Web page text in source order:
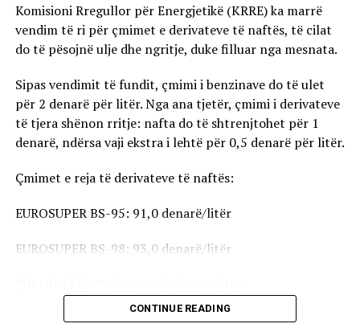
Komisioni Rregullor për Energjetikë (KRRE) ka marrë
vendim të ri për çmimet e derivateve të naftës, të cilat
do të pësojnë ulje dhe ngritje, duke filluar nga mesnata.
Sipas vendimit të fundit, çmimi i benzinave do të ulet
për 2 denarë për litër. Nga ana tjetër, çmimi i derivateve
të tjera shënon rritje: nafta do të shtrenjtohet për 1
denarë, ndërsa vaji ekstra i lehtë për 0,5 denarë për litër.
Çmimet e reja të derivateve të naftës:
EUROSUPER BS-95: 91,0 denarë/litër
EUROSUPER BS-98: 93,0 denarë/litër
Vaji ekstra i lehtë (EL-1): 98,5 denarë/litër
CONTINUE READING